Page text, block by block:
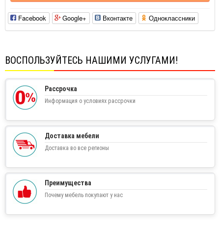
Facebook Google+ Вконтакте Одноклассники
ВОСПОЛЬЗУЙТЕСЬ НАШИМИ УСЛУГАМИ!
Рассрочка
Информация о условиях рассрочки
Доставка мебели
Доставка во все регионы
Преимущества
Почему мебель покупают у нас